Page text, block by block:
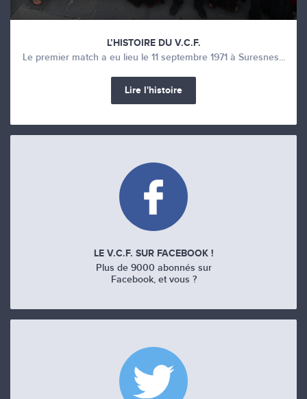
L’HISTOIRE DU V.C.F.
Le premier match a eu lieu le 11 septembre 1971 à Suresnes...
Lire l'histoire
LE V.C.F. SUR FACEBOOK !
Plus de 9000 abonnés sur
Facebook, et vous ?